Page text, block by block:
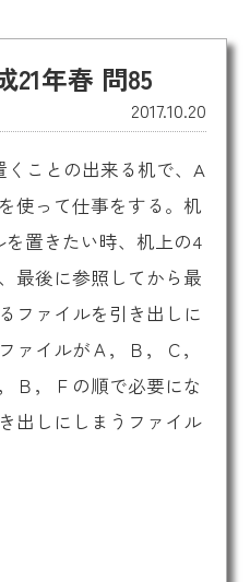
21年春 問85
2017.10.20
くことの出来る机で、A
使って仕事をする。机
置きたい時、机上の4
最後に参照してから最
ファイルを引き出しに
ァイルがＡ，Ｂ，Ｃ，
Ｂ，Ｆの順で必要にな
出しにしまうファイル